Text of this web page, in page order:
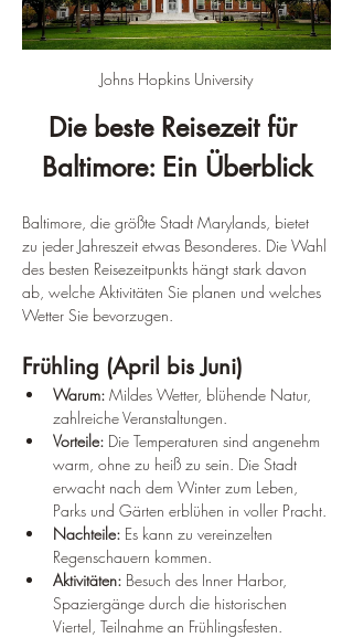
Johns Hopkins University
Die beste Reisezeit für
Baltimore: Ein Überblick
Baltimore, die größte Stadt Marylands, bietet
zu jeder Jahreszeit etwas Besonderes. Die Wahl
des besten Reisezeitpunkts hängt stark davon
ab, welche Aktivitäten Sie planen und welches
Wetter Sie bevorzugen.
Frühling (April bis Juni)
Warum: Mildes Wetter, blühende Natur,
zahlreiche Veranstaltungen.
Vorteile: Die Temperaturen sind angenehm
warm, ohne zu heiß zu sein. Die Stadt
erwacht nach dem Winter zum Leben,
Parks und Gärten erblühen in voller Pracht.
Nachteile: Es kann zu vereinzelten
Regenschauern kommen.
Aktivitäten: Besuch des Inner Harbor,
Spaziergänge durch die historischen
Viertel, Teilnahme an Frühlingsfesten.